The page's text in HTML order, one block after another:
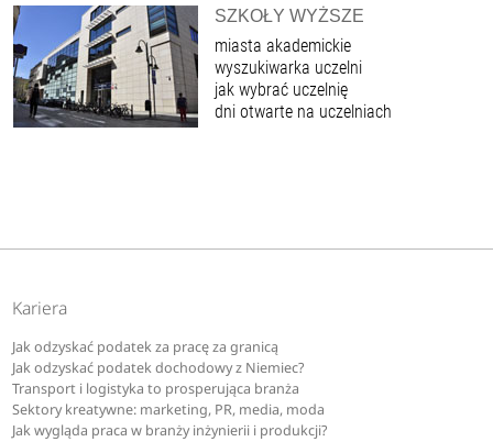
SZKOŁY WYŻSZE
miasta akademickie
wyszukiwarka uczelni
jak wybrać uczelnię
dni otwarte na uczelniach
Kariera
Jak odzyskać podatek za pracę za granicą
Jak odzyskać podatek dochodowy z Niemiec?
Transport i logistyka to prosperująca branża
Sektory kreatywne: marketing, PR, media, moda
Jak wygląda praca w branży inżynierii i produkcji?